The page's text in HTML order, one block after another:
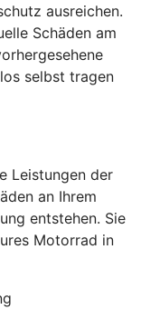
ausreichen.
Schäden am
selbst tragen
Leistungen der
an Ihrem
entstehen. Sie
Motorrad in